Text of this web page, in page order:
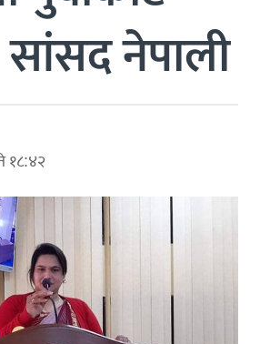
नेपाली
१८:४२